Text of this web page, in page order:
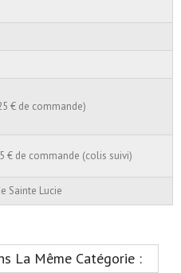
€ de commande)
€ de commande (colis suivi)
Sainte Lucie
La Même Catégorie :